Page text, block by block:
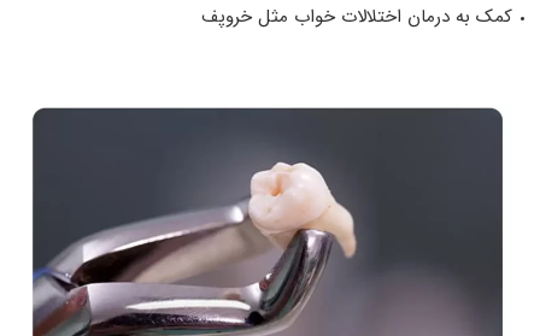
کمک به درمان اختلالات خواب مثل خروپف